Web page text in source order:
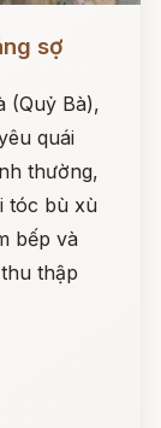
sợ
(Quỷ Bà),
quái
thường,
tóc bù xù
bếp và
thập